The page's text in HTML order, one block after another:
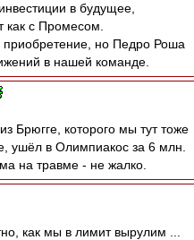
в будущее,
как с Промесом.
приобретение, но Педро Роша
в нашей команде.
Брюгге, которого мы тут тоже
ушёл в Олимпиакос за 6 млн.
на травме - не жалко.
как мы в лимит вырулим ...